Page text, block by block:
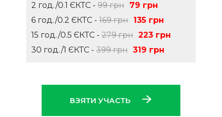
2 год./0.1 ЄКТС - 99 грн 79 грн
6 год./0.2 ЄКТС - 169 грн 135 грн
15 год./0.5 ЄКТС - 279 грн 223 грн
30 год./1 ЄКТС - 399 грн 319 грн
ВЗЯТИ УЧАСТЬ